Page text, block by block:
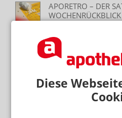
Diese
APORETRO – DER
WOCHENRÜCKBLICK
Globuli nur noch
ADHOC24 VOM
Brüssel erlaubt Rx-
Impfteams: Wer soll liefern?
SCHUTZ FÜR DEN
Spahn wirbt für